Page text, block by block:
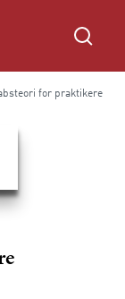
for praktikere